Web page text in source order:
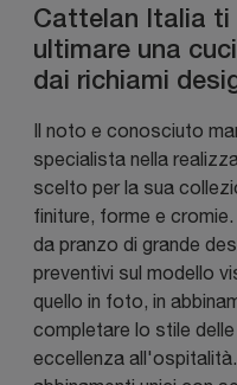
Cattelan Italia
ultimare una
dai richiami
Il noto e conosciuto
specialista nella
scelto per la sua
finiture, forme e
da pranzo di grande
preventivi sul modello
quello in foto, in
completare lo stile
eccellenza